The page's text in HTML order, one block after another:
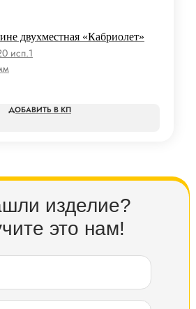
двухместная «Кабриолет»
исп.1
КП
изделие?
это нам!